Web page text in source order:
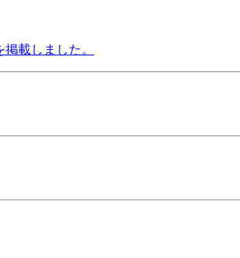
載しました。